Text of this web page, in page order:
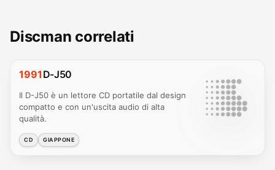
Discman correlati
1991 D-J50
Il D-J50 è un lettore CD portatile dal design
compatto e con un'uscita audio di alta
qualità.
CD GIAPPONE